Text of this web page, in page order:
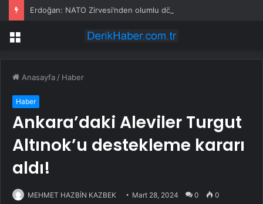
Menü
Anasayfa / Haber
Haber
Ankara’daki Aleviler Turgut
Altınok’u destekleme kararı
aldı!
MEHMET HAZBİN KAZBEK Mart 28, 2024 0 0